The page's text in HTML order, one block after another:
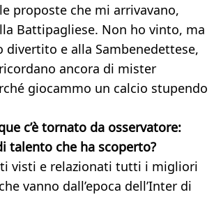
proposte che mi arrivavano,
Battipagliese. Non ho vinto, ma
divertito e alla Sambenedettese,
ancora di mister
giocammo un calcio stupendo
c’è tornato da osservatore:
talento che ha scoperto?
visti e relazionati tutti i migliori
vanno dall’epoca dell’Inter di